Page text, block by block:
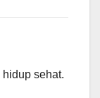
sehat.